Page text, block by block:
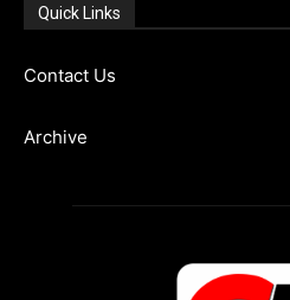
Quick Links
Contact Us
Archive